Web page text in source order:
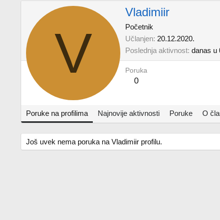
V
Vladimiir
Početnik
Učlanjen 20.12.2020.
Poslednja aktivnost danas u
Poruka
0
Poruke na profilima Najnovije aktivnosti Poruke O
Još uvek nema poruka na Vladimiir profilu.